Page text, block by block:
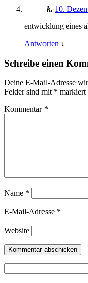
k. 10.
entwicklung eines
Antworten ↓
Schreibe einen
Deine E-Mail-Adresse
Felder sind mit * markiert
Kommentar *
Name *
E-Mail-Adresse *
Website
nach: